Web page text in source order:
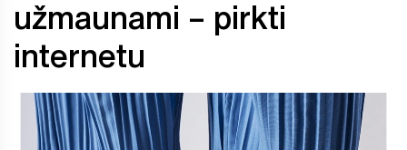
užmaunami – pirkti
internetu